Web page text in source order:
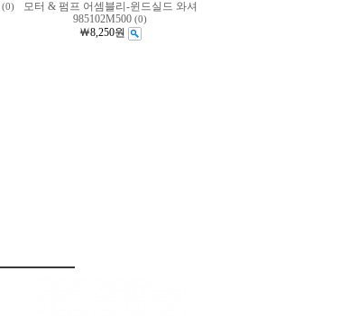
(0)
모터 & 펌프 어셈블리-윈드실드 와셔
985102M500 (0)
￦8,250원